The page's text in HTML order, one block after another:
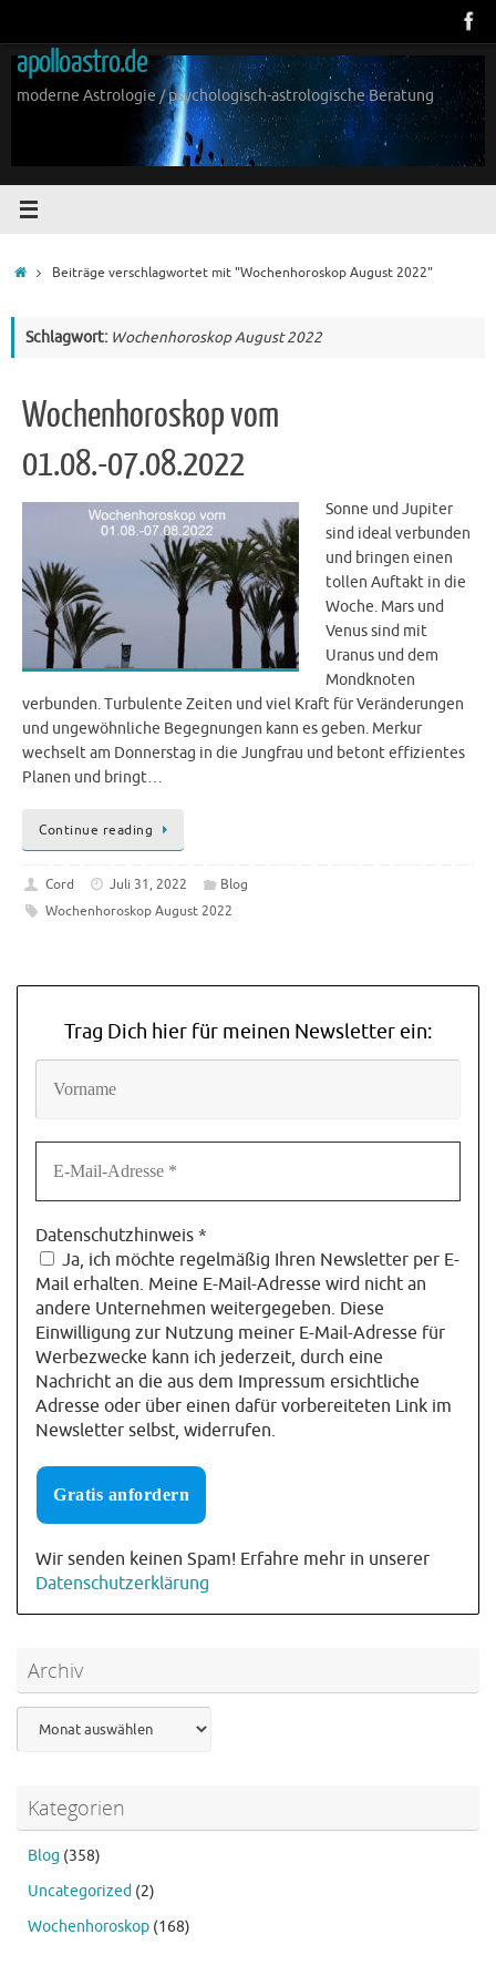
springen
apolloastro.de
moderne Astrologie / psychologisch-astrologische Beratung
StartBeiträge verschlagwortet mit "Wochenhoroskop August 2022"
Schlagwort: Wochenhoroskop August 2022
Wochenhoroskop vom
01.08.-07.08.2022
Sonne und Jupiter
sind ideal verbunden
und bringen einen
tollen Auftakt in die
Woche. Mars und
Venus sind mit
Uranus und dem
Mondknoten
verbunden. Turbulente Zeiten und viel Kraft für Veränderungen
und ungewöhnliche Begegnungen kann es geben. Merkur
wechselt am Donnerstag in die Jungfrau und betont effizientes
Planen und bringt…
Continue reading
Cord Juli 31, 2022
Blog
Wochenhoroskop August 2022
Trag Dich hier für meinen Newsletter ein:
Datenschutzhinweis *
Ja, ich möchte regelmäßig Ihren Newsletter per E-
Mail erhalten. Meine E-Mail-Adresse wird nicht an
andere Unternehmen weitergegeben. Diese
Einwilligung zur Nutzung meiner E-Mail-Adresse für
Werbezwecke kann ich jederzeit, durch eine
Nachricht an die aus dem Impressum ersichtliche
Adresse oder über einen dafür vorbereiteten Link im
Newsletter selbst, widerrufen.
Wir senden keinen Spam! Erfahre mehr in unserer
Datenschutzerklärung
Archiv
Kategorien
Blog (358)
Uncategorized (2)
Wochenhoroskop (168)